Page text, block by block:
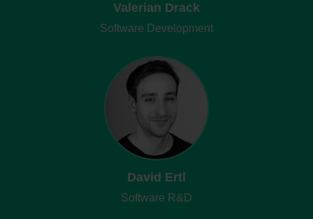
Valerian Drack
Software Development
David Ertl
Software R&D